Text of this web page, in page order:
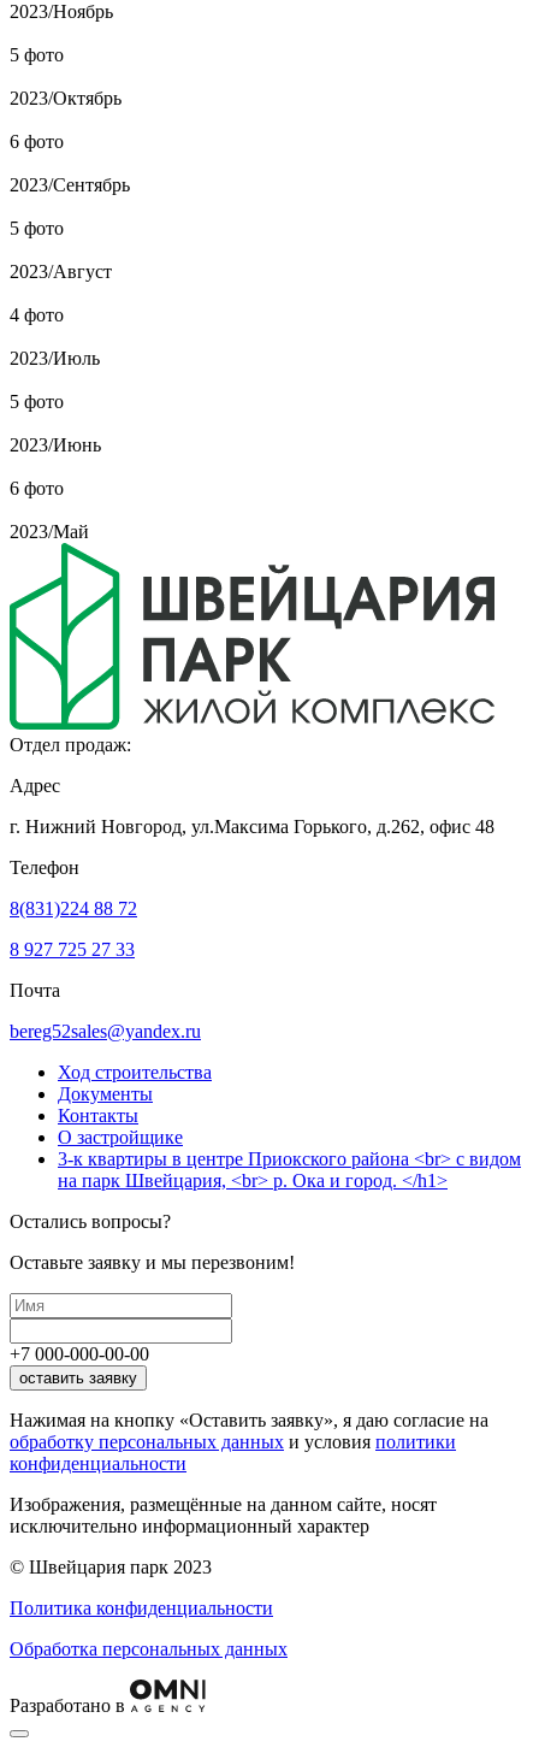
2023/Ноябрь
5 фото
2023/Октябрь
6 фото
2023/Сентябрь
5 фото
2023/Август
4 фото
2023/Июль
5 фото
2023/Июнь
6 фото
2023/Май
Отдел продаж:
Адрес
г. Нижний Новгород, ул.Максима Горького, д.262, офис 48
Телефон
8(831)224 88 72
8 927 725 27 33
Почта
bereg52sales@yandex.ru
Ход строительства
Документы
Контакты
О застройщике
3-к квартиры в центре Приокского района <br> с видом
на парк Швейцария, <br> р. Ока и город. </h1>
Остались вопросы?
Оставьте заявку и мы перезвоним!
+7 000-000-00-00
оставить заявку
Нажимая на кнопку «Оставить заявку», я даю согласие на
обработку персональных данных и условия политики
конфиденциальности
Изображения, размещённые на данном сайте, носят
исключительно информационный характер
© Швейцария парк 2023
Политика конфиденциальности
Обработка персональных данных
Разработано в